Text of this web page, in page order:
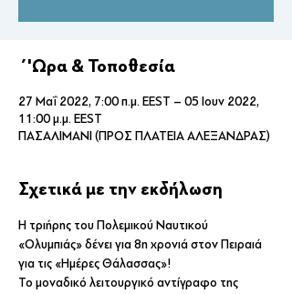
΄'Ωρα & Τοποθεσία
27 Μαΐ 2022, 7:00 π.μ. EEST – 05 Ιουν 2022,
11:00 μ.μ. EEST
ΠΑΣΑΛΙΜΑΝΙ (ΠΡΟΣ ΠΛΑΤΕΙΑ ΑΛΕΞΑΝΔΡΑΣ)
Σχετικά με την εκδήλωση
Η τριήρης του Πολεμικού Ναυτικού
«Ολυμπιάς» δένει για 8η χρονιά στον Πειραιά
για τις «Ημέρες Θάλασσας»!
Το μοναδικό λειτουργικό αντίγραφο της